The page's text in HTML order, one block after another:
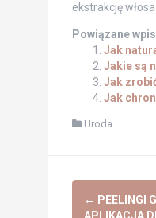
ekstrakcję
Powiązane
Jak
Jakie są
Jak
Jak
Uroda
Post
← PEELINGI